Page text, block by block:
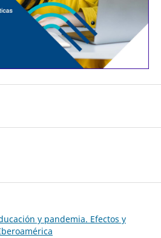
y pandemia. Efectos y